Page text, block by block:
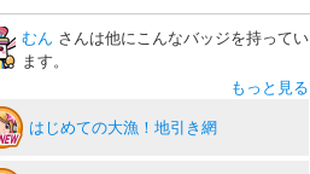
むん さんは他にこんなバッジを持ってい
ます。
もっと見る
はじめての大漁！地引き網